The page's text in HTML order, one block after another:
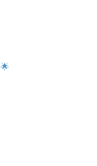
الرقص للرياضة يونيو 4 (للمتقدمين) 🌟